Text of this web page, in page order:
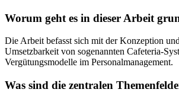
Worum geht es in dieser Arbeit
Die Arbeit befasst sich mit der Konzeption
Umsetzbarkeit von sogenannten Cafeteria-
Vergütungsmodelle im Personalmanagement.
Was sind die zentralen